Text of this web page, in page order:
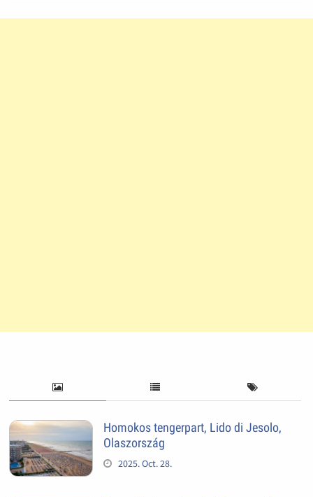
Homokos tengerpart, Lido di Jesolo,
Olaszország
2025. Oct. 28.